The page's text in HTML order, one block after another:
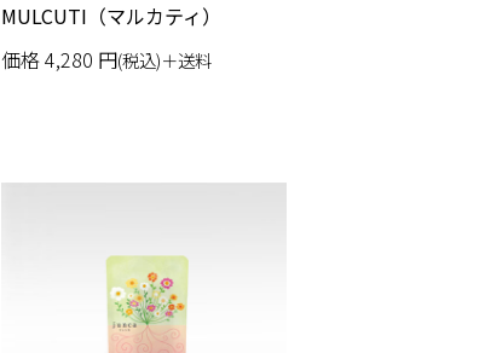
MULCUTI（マルカティ）
価格4,280 円(税込)＋送料